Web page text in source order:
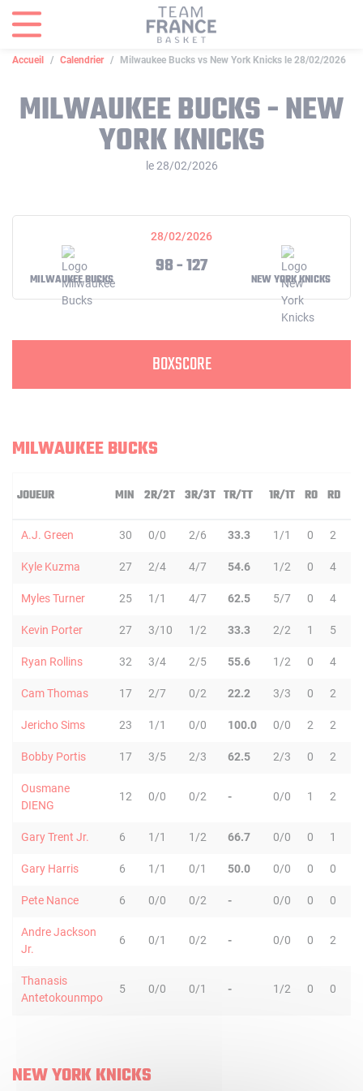
Accueil Calendrier Milwaukee Bucks vs New York Knicks le 28/02/2026
MILWAUKEE BUCKS - NEW
YORK KNICKS
le 28/02/2026
28/02/2026
MILWAUKEE BUCKS
98 - 127
NEW YORK KNICKS
BOXSCORE
MILWAUKEE BUCKS
JOUEUR MIN 2R/2T 3R/3T TR/TT 1R/1T RO RD
A.J. Green 30 0/0 2/6 33.3 1/1 0 2
Kyle Kuzma 27 2/4 4/7 54.6 1/2 0 4
Myles Turner 25 1/1 4/7 62.5 5/7 0 4
Kevin Porter 27 3/10 1/2 33.3 2/2 1 5
Ryan Rollins 32 3/4 2/5 55.6 1/2 0 4
Cam Thomas 17 2/7 0/2 22.2 3/3 0 2
Jericho Sims 23 1/1 0/0 100.0 0/0 2 2
Bobby Portis 17 3/5 2/3 62.5 2/3 0 2
Ousmane
DIENG
12 0/0 0/2 - 0/0 1 2
Gary Trent Jr. 6 1/1 1/2 66.7 0/0 0 1
Gary Harris 6 1/1 0/1 50.0 0/0 0 0
Pete Nance 6 0/0 0/2 - 0/0 0 0
Andre Jackson
Jr.
6 0/1 0/2 - 0/0 0 2
Thanasis
Antetokounmpo
5 0/0 0/1 - 1/2 0 0
NEW YORK KNICKS
Panneau de gestion des cookies